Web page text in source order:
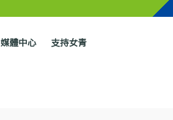
媒體中心 支持女青